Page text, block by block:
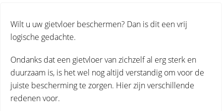
Wilt u uw gietvloer beschermen? Dan is dit een vrij
logische gedachte.
Ondanks dat een gietvloer van zichzelf al erg sterk en
duurzaam is, is het wel nog altijd verstandig om voor de
juiste bescherming te zorgen. Hier zijn verschillende
redenen voor.